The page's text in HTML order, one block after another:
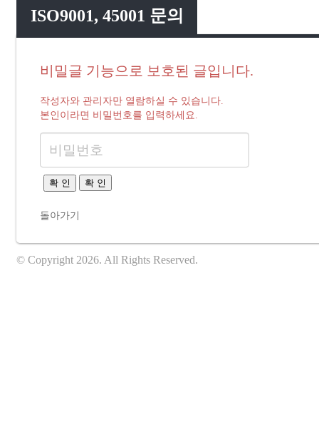
ISO9001, 45001 문의
비밀글 기능으로 보호된 글입니다.
작성자와 관리자만 열람하실 수 있습니다.
본인이라면 비밀번호를 입력하세요.
확 인 확 인
돌아가기
© Copyright 2026. All Rights Reserved.